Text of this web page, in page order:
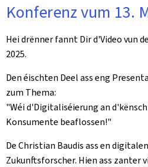
Konferenz vum 13.
Hei drënner fannt Dir d'Video vun
2025.
Den éischten Deel ass eng
zum Thema:
"Wéi d'Digitaliséierung an
Konsumente beaflossen!"
De Christian Baudis ass en
Zukunftsforscher. Hien ass zanter